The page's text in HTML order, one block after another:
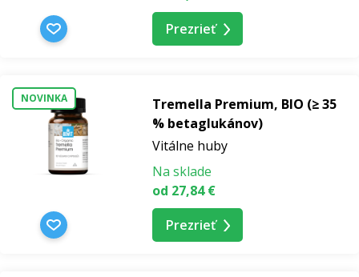
Prezrieť
NOVINKA
Tremella Premium, BIO (≥ 35
% betaglukánov)
Vitálne huby
Na sklade
od 27,84 €
Prezrieť